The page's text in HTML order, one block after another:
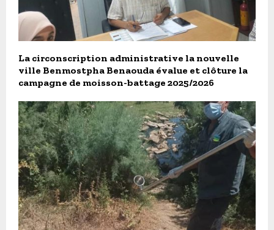
La circonscription administrative la nouvelle
ville Benmostpha Benaouda évalue et clôture la
campagne de moisson-battage 2025/2026